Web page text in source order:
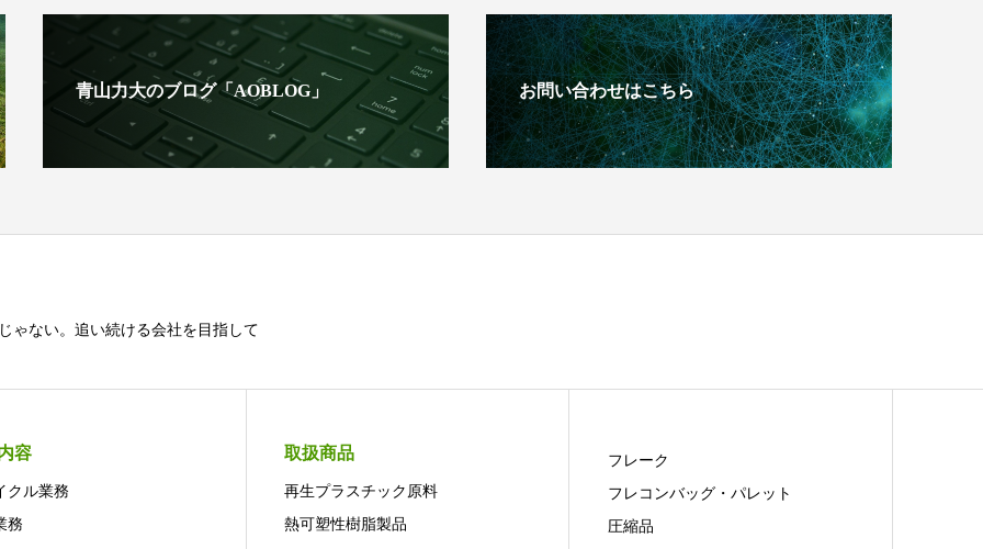
青山力大のブログ「AOBLOG」 お問い合わせはこちら
ゃない。追い続ける会社を目指して
容
クル業務
務
取扱商品
再生プラスチック原料
熱可塑性樹脂製品
フレーク
フレコンバッグ・パレット
圧縮品